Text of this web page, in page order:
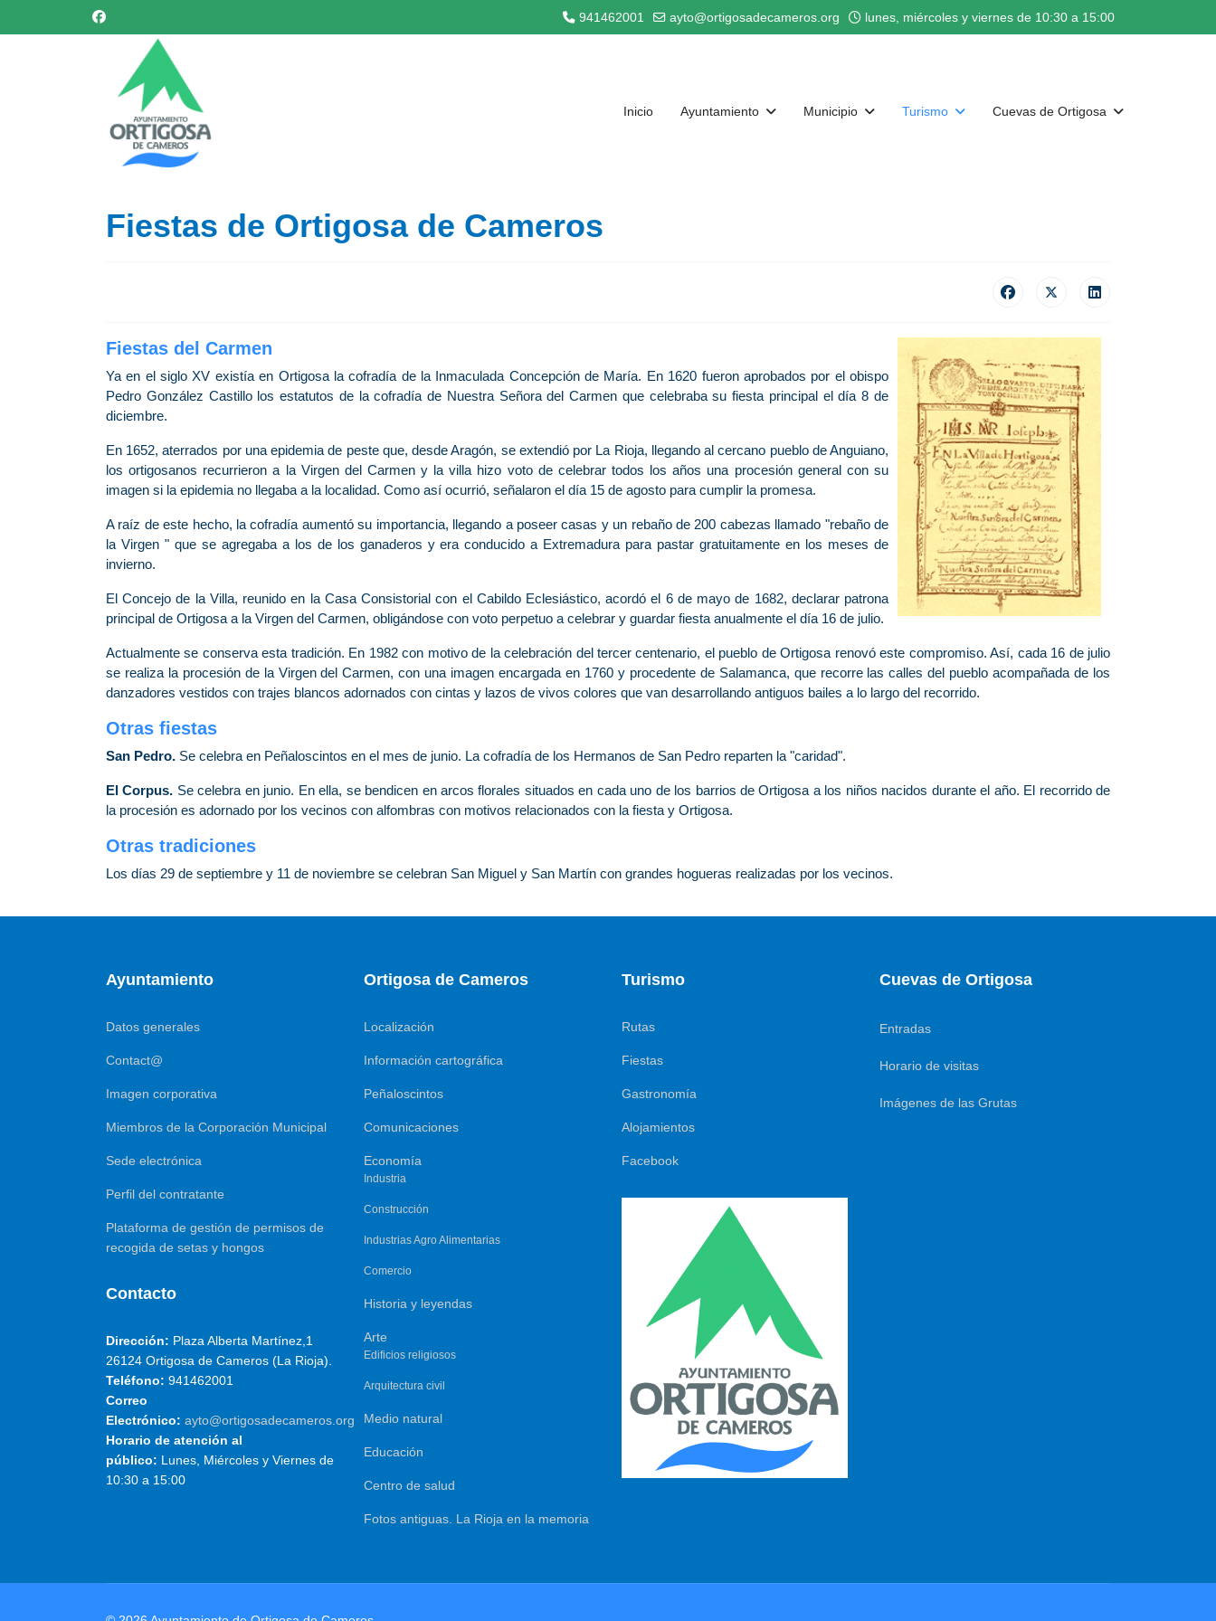
941462001 ayto@ortigosadecameros.org lunes, miércoles y viernes de 10:30 a 15:00
Inicio Ayuntamiento Municipio Turismo Cuevas de Ortigosa
Fiestas de Ortigosa de Cameros
Fiestas del Carmen
Ya en el siglo XV existía en Ortigosa la cofradía de la Inmaculada Concepción de María. En 1620 fueron aprobados por el obispo
Pedro González Castillo los estatutos de la cofradía de Nuestra Señora del Carmen que celebraba su fiesta principal el día 8 de
diciembre.
En 1652, aterrados por una epidemia de peste que, desde Aragón, se extendió por La Rioja, llegando al cercano pueblo de Anguiano,
los ortigosanos recurrieron a la Virgen del Carmen y la villa hizo voto de celebrar todos los años una procesión general con su
imagen si la epidemia no llegaba a la localidad. Como así ocurrió, señalaron el día 15 de agosto para cumplir la promesa.
A raíz de este hecho, la cofradía aumentó su importancia, llegando a poseer casas y un rebaño de 200 cabezas llamado "rebaño de
la Virgen " que se agregaba a los de los ganaderos y era conducido a Extremadura para pastar gratuitamente en los meses de
invierno.
El Concejo de la Villa, reunido en la Casa Consistorial con el Cabildo Eclesiástico, acordó el 6 de mayo de 1682, declarar patrona
principal de Ortigosa a la Virgen del Carmen, obligándose con voto perpetuo a celebrar y guardar fiesta anualmente el día 16 de julio.
Actualmente se conserva esta tradición. En 1982 con motivo de la celebración del tercer centenario, el pueblo de Ortigosa renovó este compromiso. Así, cada 16 de julio
se realiza la procesión de la Virgen del Carmen, con una imagen encargada en 1760 y procedente de Salamanca, que recorre las calles del pueblo acompañada de los
danzadores vestidos con trajes blancos adornados con cintas y lazos de vivos colores que van desarrollando antiguos bailes a lo largo del recorrido.
Otras fiestas
San Pedro. Se celebra en Peñaloscintos en el mes de junio. La cofradía de los Hermanos de San Pedro reparten la "caridad".
El Corpus. Se celebra en junio. En ella, se bendicen en arcos florales situados en cada uno de los barrios de Ortigosa a los niños nacidos durante el año. El recorrido de
la procesión es adornado por los vecinos con alfombras con motivos relacionados con la fiesta y Ortigosa.
Otras tradiciones
Los días 29 de septiembre y 11 de noviembre se celebran San Miguel y San Martín con grandes hogueras realizadas por los vecinos.
Ayuntamiento
Datos generales
Contact@
Imagen corporativa
Miembros de la Corporación Municipal
Sede electrónica
Perfil del contratante
Plataforma de gestión de permisos de
recogida de setas y hongos
Contacto
Dirección: Plaza Alberta Martínez,1
26124 Ortigosa de Cameros (La Rioja).
Teléfono: 941462001
Correo
Electrónico: ayto@ortigosadecameros.org
Horario de atención al
público: Lunes, Miércoles y Viernes de
10:30 a 15:00
Ortigosa de Cameros
Localización
Información cartográfica
Peñaloscintos
Comunicaciones
Economía
Industria
Construcción
Industrias Agro Alimentarias
Comercio
Historia y leyendas
Arte
Edificios religiosos
Arquitectura civil
Medio natural
Educación
Centro de salud
Fotos antiguas. La Rioja en la memoria
Turismo
Rutas
Fiestas
Gastronomía
Alojamientos
Facebook
Cuevas de Ortigosa
Entradas
Horario de visitas
Imágenes de las Grutas